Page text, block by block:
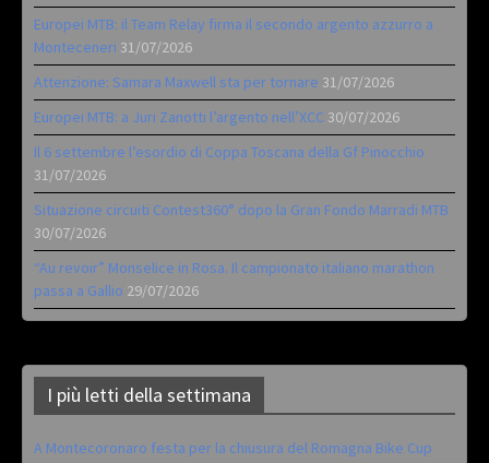
Europei MTB: il Team Relay firma il secondo argento azzurro a
Monteceneri 31/07/2026
Attenzione: Samara Maxwell sta per tornare 31/07/2026
Europei MTB: a Juri Zanotti l’argento nell’XCC 30/07/2026
Il 6 settembre l’esordio di Coppa Toscana della Gf Pinocchio
31/07/2026
Situazione circuiti Contest360° dopo la Gran Fondo Marradi MTB
30/07/2026
“Au revoir” Monselice in Rosa. Il campionato italiano marathon
passa a Gallio 29/07/2026
I più letti della settimana
A Montecoronaro festa per la chiusura del Romagna Bike Cup